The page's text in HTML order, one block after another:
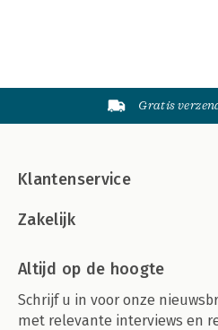
Gratis
Klantenservice
Zakelijk
Altijd op de hoogte
Schrijf u in voor onze
met relevante interviews en